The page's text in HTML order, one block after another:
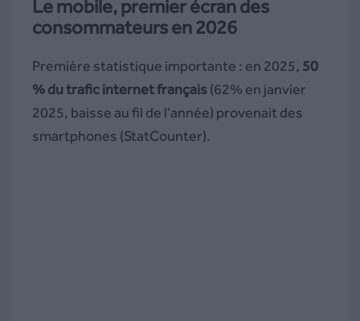
Le mobile, premier écran des
consommateurs en 2026
Première statistique importante : en 2025, 50
% du trafic internet français(62% en janvier
2025, baisse au fil de l’année) provenait des
smartphones (StatCounter).